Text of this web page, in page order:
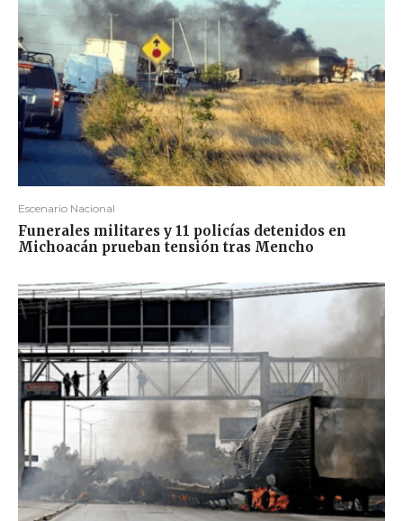
Escenario Nacional
Funerales militares y 11 policías detenidos en
Michoacán prueban tensión tras Mencho